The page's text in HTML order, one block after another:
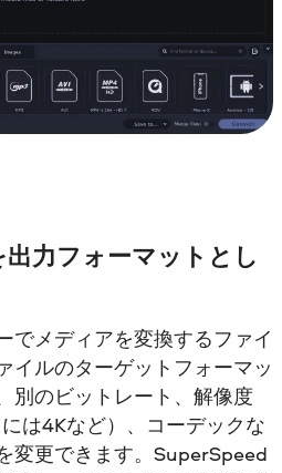
力フォーマットとし
でメディアを変換するファイ
イルのターゲットフォーマッ
別のビットレート、解像度
は4Kなど）、コーデックな
変更できます。SuperSpeed